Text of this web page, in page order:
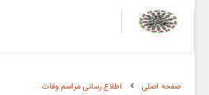
صفحه اصلی اطلاع رسانی مراسم وفات